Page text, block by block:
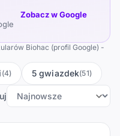
Zobacz w Google
Biohac (profil Google) -
(4) 5 gwiazdek(51)